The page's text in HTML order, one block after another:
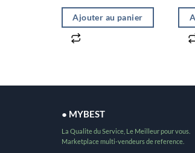
Ajouter au panier
● MYBEST
La Qualite du Service, Le Meilleur pour vous.
Marketplace multi-vendeurs de reference.